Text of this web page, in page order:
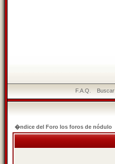
F.A.Q. Buscar
�ndice del Foro los foros de nódulo